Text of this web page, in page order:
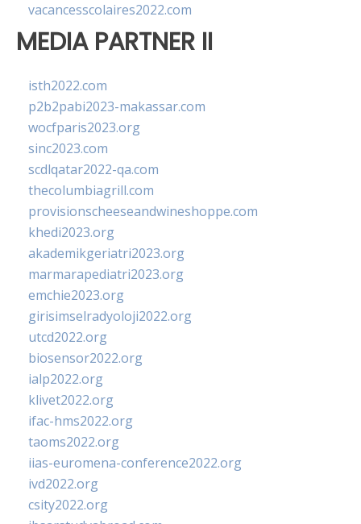
vacancesscolaires2022.com
MEDIA PARTNER II
isth2022.com
p2b2pabi2023-makassar.com
wocfparis2023.org
sinc2023.com
scdlqatar2022-qa.com
thecolumbiagrill.com
provisionscheeseandwineshoppe.com
khedi2023.org
akademikgeriatri2023.org
marmarapediatri2023.org
emchie2023.org
girisimselradyoloji2022.org
utcd2022.org
biosensor2022.org
ialp2022.org
klivet2022.org
ifac-hms2022.org
taoms2022.org
iias-euromena-conference2022.org
ivd2022.org
csity2022.org